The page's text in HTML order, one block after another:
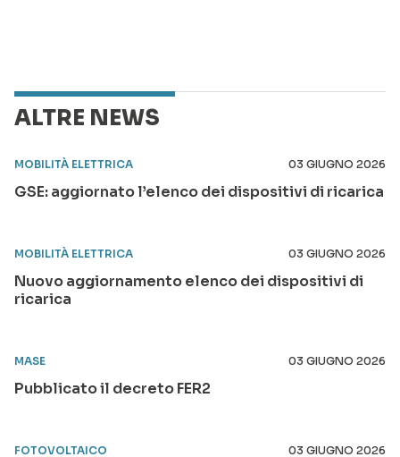
ALTRE NEWS
MOBILITÀ ELETTRICA 03 GIUGNO 2026
GSE: aggiornato l’elenco dei dispositivi di ricarica
MOBILITÀ ELETTRICA 03 GIUGNO 2026
Nuovo aggiornamento elenco dei dispositivi di
ricarica
MASE 03 GIUGNO 2026
Pubblicato il decreto FER2
FOTOVOLTAICO 03 GIUGNO 2026